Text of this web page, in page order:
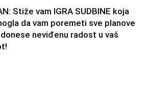
Stiže vam IGRA SUDBINE koja
da vam poremeti sve planove
neviđenu radost u vaš